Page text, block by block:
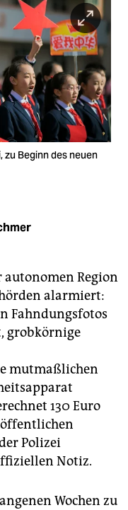
zu Beginn des neuen
Region
alarmiert:
Fahndungsfotos
grobkörnige
mutmaßlichen
130 Euro
öffentlichen
Polizei
Notiz.
Wochen zu